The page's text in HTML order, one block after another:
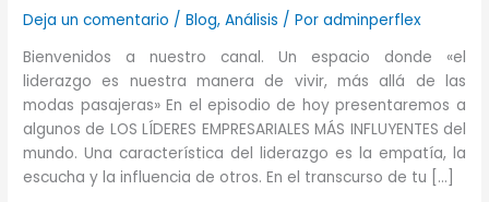
Deja un comentario /Blog,Análisis / Poradminperflex
Bienvenidos a nuestro canal. Un espacio donde «el
liderazgo es nuestra manera de vivir, más allá de las
modas pasajeras» En el episodio de hoy presentaremos a
algunos de LOS LÍDERES EMPRESARIALES MÁS INFLUYENTES del
mundo. Una característica del liderazgo es la empatía, la
escucha y la influencia de otros. En el transcurso de tu […]